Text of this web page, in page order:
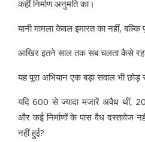
कहीं निर्माण अनुमति का।
यानी मामला केवल इमारत का नहीं,
आखिर इतने साल तक सब चलता कैसे
यह पूरा अभियान एक बड़ा सवाल भी छोड़
यदि 600 से ज्यादा मजारें अवैध
और कई निर्माणों के पास वैध दस्तावेज
नहीं हुई?